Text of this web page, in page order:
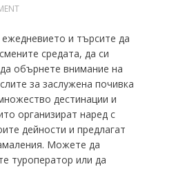
и търсите да
средата, да си
обърнете внимание на
за заслужена почивка
дестинации и
организират наред с
дейности и предлагат
Можете да
туроператор или да